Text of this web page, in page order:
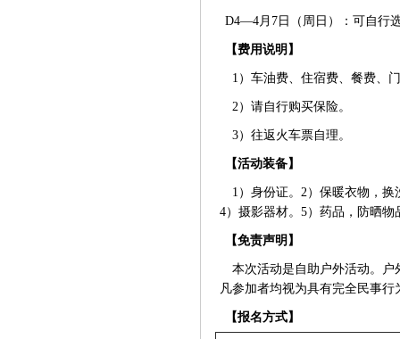
D4—4月7日（周日）：可自行
【费用说明】
1）车油费、住宿费、餐费、
2）请自行购买保险。
3）往返火车票自理。
【活动装备】
1）身份证。2）保暖衣物，
4）摄影器材。5）药品，防晒物
【免责声明】
本次活动是自助户外活动。
凡参加者均视为具有完全民事行
【报名方式】